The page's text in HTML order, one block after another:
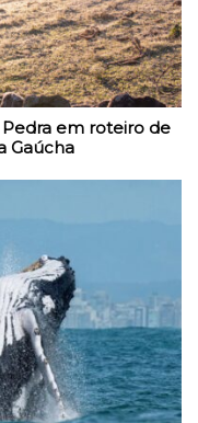
em roteiro de
Gaúcha